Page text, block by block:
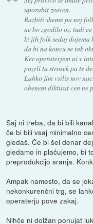
uporabit zraven.
Razbiti sheme pa nej
ne bo zgodilo oz. tudi
ki jih folk sedaj dojema
da bi na koncu se tok
Ker operaterjem ni v
pozrli ta strosek pa te
Lahko jim vsilis nov
obenem diktirat cen ne
Saj ni treba, da bi bili
če bi bili vsaj minimalno
gledaš. Če bi šel denar
gledamo in plačujemo, bi
preprodukcijo sranja.
Ampak namesto, da se
nekonkurenčni trg, se
operaterju pove zakaj.
Nihče ni dolžan ponujat